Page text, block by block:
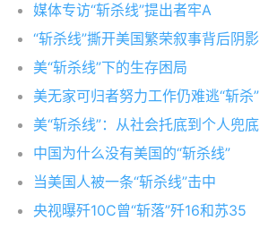
媒体专访“斩杀线”提出者牢A
“斩杀线”撕开美国繁荣叙事背后阴影
美“斩杀线”下的生存困局
美无家可归者努力工作仍难逃“斩杀”
美“斩杀线”：从社会托底到个人兜底
中国为什么没有美国的“斩杀线”
当美国人被一条“斩杀线”击中
央视曝歼10C曾“斩落”歼16和苏35